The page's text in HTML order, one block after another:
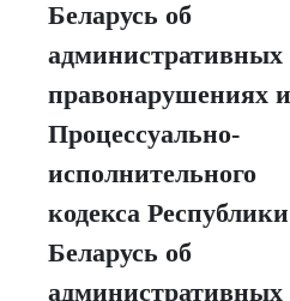
Беларусь об
административных
правонарушениях и
Процессуально-
исполнительного
кодекса Республики
Беларусь об
административных